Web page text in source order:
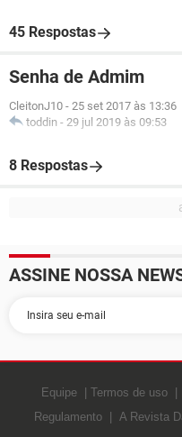
45 Respostas
Senha de Admim
CleitonJ10 - 25 set 2017 às 13:36
toddin - 29 jul 2019 às 09:53
8 Respostas
ASSINE NOSSA
Equipe Termos de uso
Regulamento
A Revista